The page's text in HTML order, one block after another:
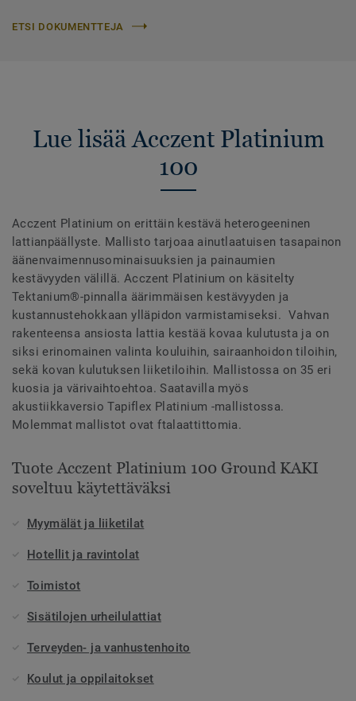
ETSI DOKUMENTTEJA
Lue lisää Acczent Platinium
100
Acczent Platinium on erittäin kestävä heterogeeninen
lattianpäällyste. Mallisto tarjoaa ainutlaatuisen tasapainon
äänenvaimennusominaisuuksien ja painaumien
kestävyyden välillä. Acczent Platinium on käsitelty
Tektanium®-pinnalla äärimmäisen kestävyyden ja
kustannustehokkaan ylläpidon varmistamiseksi. Vahvan
rakenteensa ansiosta lattia kestää kovaa kulutusta ja on
siksi erinomainen valinta kouluihin, sairaanhoidon tiloihin,
sekä kovan kulutuksen liiketiloihin. Mallistossa on 35 eri
kuosia ja värivaihtoehtoa. Saatavilla myös
akustiikkaversio Tapiflex Platinium -mallistossa.
Molemmat mallistot ovat ftalaattittomia.
Tuote Acczent Platinium 100 Ground KAKI
soveltuu käytettäväksi
Myymälät ja liiketilat
Hotellit ja ravintolat
Toimistot
Sisätilojen urheilulattiat
Terveyden- ja vanhustenhoito
Koulut ja oppilaitokset